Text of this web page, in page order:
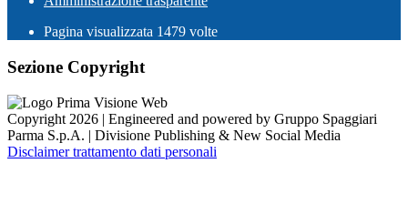
Pagina visualizzata 1479 volte
Sezione Copyright
Copyright 2026 | Engineered and powered by Gruppo Spaggiari
Parma S.p.A. | Divisione Publishing & New Social Media
Disclaimer trattamento dati personali